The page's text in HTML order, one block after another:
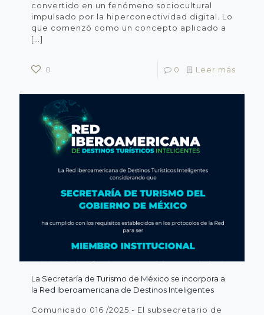
convertido en un fenómeno sociocultural
impulsado por la hiperconectividad digital. Lo
que comenzó como un concepto aplicado a
[…]
0 0 Leer más
La Secretaría de Turismo de México se incorpora a
la Red Iberoamericana de Destinos Inteligentes
Comunicado 016 /2025.- El subsecretario de